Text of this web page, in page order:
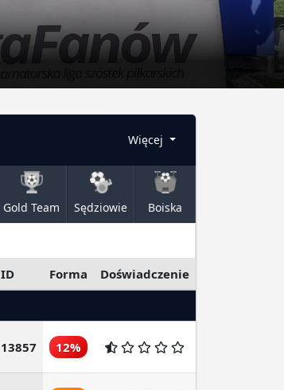
Więcej
Gold Team Sędziowie Boiska
ID Forma
Doświadczenie
13857 12%